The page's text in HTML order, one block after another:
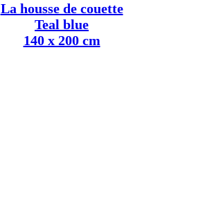
La housse de couette
Teal blue
140 x 200 cm